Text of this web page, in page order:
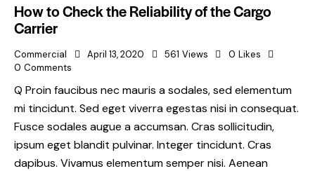
How to Check the Reliability of the Cargo
Carrier
Commercial April 13, 2020 561 Views 0 Likes
0 Comments
Q Proin faucibus nec mauris a sodales, sed elementum
mi tincidunt. Sed eget viverra egestas nisi in consequat.
Fusce sodales augue a accumsan. Cras sollicitudin,
ipsum eget blandit pulvinar. Integer tincidunt. Cras
dapibus. Vivamus elementum semper nisi. Aenean